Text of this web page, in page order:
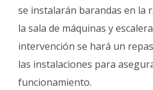
se instalarán barandas en la
la sala de máquinas y
intervención se hará un
las instalaciones para
funcionamiento.